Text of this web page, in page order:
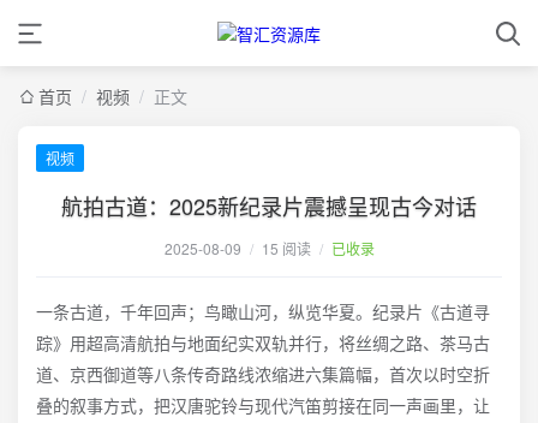
首页 / 视频 / 正文
视频
航拍古道：2025新纪录片震撼呈现古今对话
2025-08-09 / 15 阅读 / 已收录
一条古道，千年回声；鸟瞰山河，纵览华夏。纪录片《古道寻
踪》用超高清航拍与地面纪实双轨并行，将丝绸之路、茶马古
道、京西御道等八条传奇路线浓缩进六集篇幅，首次以时空折
叠的叙事方式，把汉唐驼铃与现代汽笛剪接在同一声画里，让